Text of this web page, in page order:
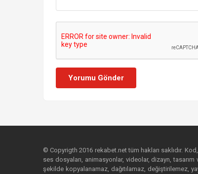
Yorumu Gönder
© Copyrigth 2016 rekabet.net tüm hakları saklıdır.
ses dosyaları, animasyonlar, videolar, dizayn,
şekilde kopyalanamaz, dağıtılamaz, değiştirilemez,